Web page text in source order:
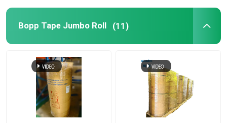
Over ons
Kwaliteitscontrole
Neem contact met ons op
Bopp Tape Jumbo Roll (11)